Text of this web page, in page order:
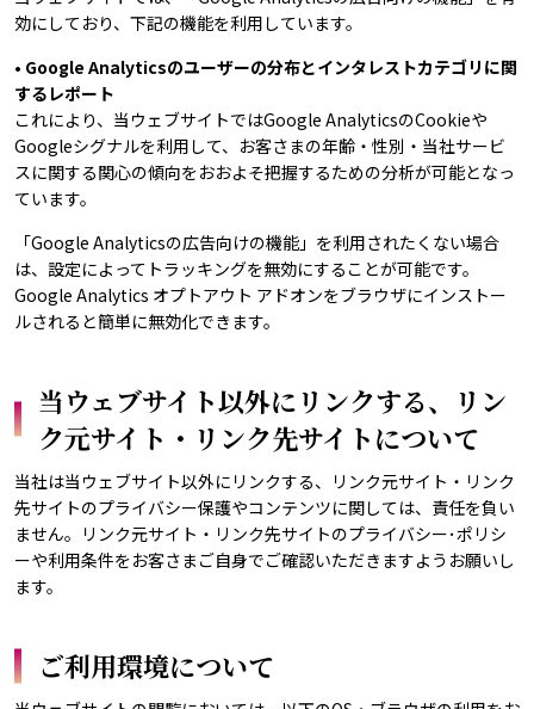
効にしており、下記の機能を利用しています。
• Google Analyticsのユーザーの分布とインタレストカテゴリに関
するレポート
これにより、当ウェブサイトではGoogle AnalyticsのCookieや
Googleシグナルを利用して、お客さまの年齢・性別・当社サービ
スに関する関心の傾向をおおよそ把握するための分析が可能となっ
ています。
「Google Analyticsの広告向けの機能」を利用されたくない場合
は、設定によってトラッキングを無効にすることが可能です。
Google Analytics オプトアウト アドオンをブラウザにインストー
ルされると簡単に無効化できます。
当ウェブサイト以外にリンクする、リン
ク元サイト・リンク先サイトについて
当社は当ウェブサイト以外にリンクする、リンク元サイト・リンク
先サイトのプライバシー保護やコンテンツに関しては、責任を負い
ません。リンク元サイト・リンク先サイトのプライバシー･ポリシ
ーや利用条件をお客さまご自身でご確認いただきますようお願いし
ます。
ご利用環境について